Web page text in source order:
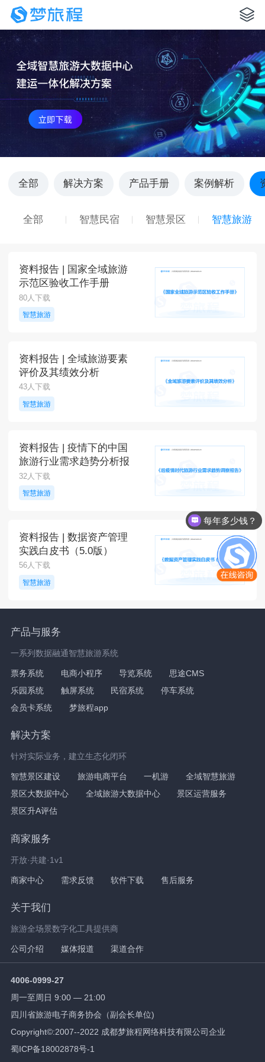
全部 解决方案 产品手册 案例解析
全部 智慧民宿 智慧景区 智慧旅游
资料报告 | 国家全域旅游
示范区验收工作手册
80人下载
智慧旅游
资料报告 | 全域旅游要素
评价及其绩效分析
43人下载
智慧旅游
资料报告 | 疫情下的中国
旅游行业需求趋势分析报
告
32人下载
智慧旅游
资料报告 | 数据资产管理
实践白皮书（5.0版）
56人下载
智慧旅游
产品与服务
一系列数据融通智慧旅游系统
票务系统 电商小程序 导览系统
思途CMS
乐园系统
触屏系统 民宿系统
停车系统
会员卡系统
梦旅程app
解决方案
针对实际业务，建立生态化闭环
智慧景区建设 旅游电商平台 一机游
全域智慧旅游
景区大数据中心
全域旅游大数据中心
景区运营服务
景区升A评估
商家服务
开放·共建·1v1
商家中心 需求反馈 软件下载 售后服务
关于我们
旅游全场景数字化工具提供商
公司介绍 媒体报道 渠道合作
4006-0999-27
周一至周日 9:00 — 21:00
四川省旅游电子商务协会（副会长单位)
Copyright©:2007--2022 成都梦旅程网络科技有限公司企业
蜀ICP备18002878号-1
每年多少钱？